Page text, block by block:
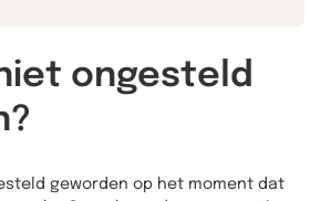
ongesteld
geworden op het moment dat